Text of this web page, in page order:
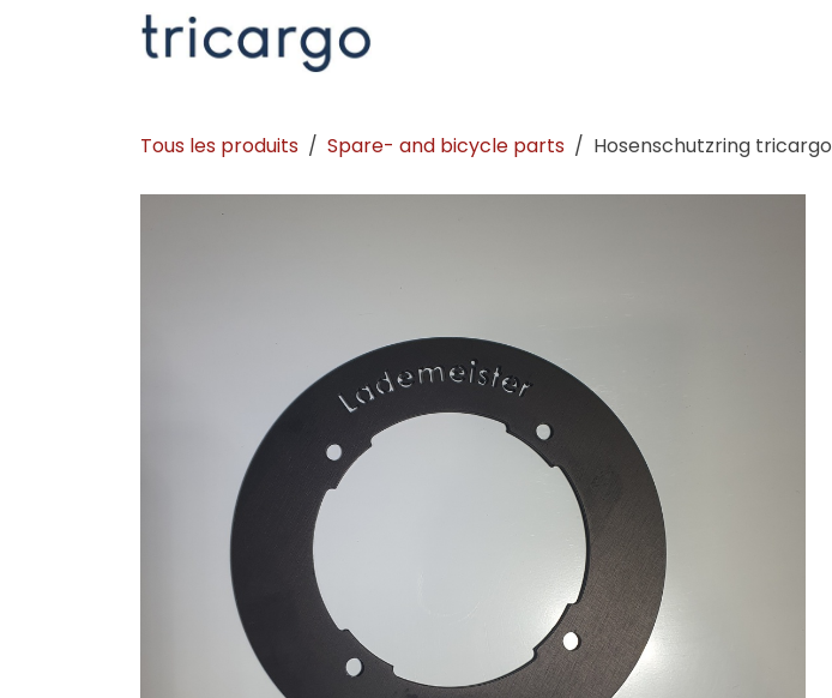
Se rendre au contenu
Tous les produits Spare- and bicycle parts Hosenschutzring tricargo